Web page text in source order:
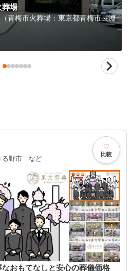
葬場
青梅市火葬場：東京都青梅市長淵
野市 など 比較
おもてなしと安心の葬儀価格